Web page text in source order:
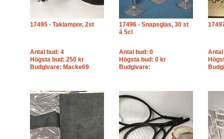
17495 - Taklampor, 2st
Antal bud: 4
Högsta bud: 250 kr
Budgivare: Macke69
17496 - Snapsglas, 30 st
á 5cl
Antal bud: 0
Högsta bud: 0 kr
Budgivare:
Antal